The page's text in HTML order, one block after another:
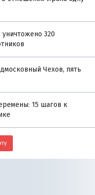
уничтожено 320
Чехов, пять
15 шагов к